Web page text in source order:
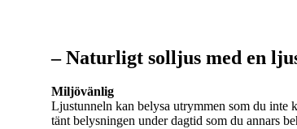
– Naturligt solljus med en
Miljövänlig
Ljustunneln kan belysa utrymmen som du inte
tänt belysningen under dagtid som du annars